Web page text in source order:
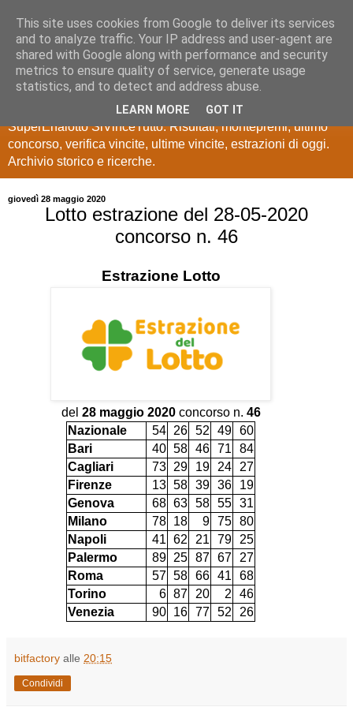
Estrazioni Lotto
SuperEnalotto
Ultime estrazioni di Lotto, SuperEnalotto, 10 e lotto,
SuperEnalotto SiVinceTutto. Risultati, montepremi, ultimo
concorso, verifica vincite, ultime vincite, estrazioni di oggi.
Archivio storico e ricerche.
giovedì 28 maggio 2020
Lotto estrazione del 28-05-2020
concorso n. 46
Estrazione Lotto
del 28 maggio 2020concorso n. 46
Nazionale
54 26 52 49 60
Bari
40 58 46 71
84
Cagliari
73 29 19 24
27
Firenze
13 58 39 36
19
Genova
68 63 58 55 31
Milano
78 18 9 75 80
Napoli
41 62 21 79
25
Palermo
89 25 87 67
27
Roma
57 58 66 41
68
Torino
6 87 20 2
46
Venezia
90 16 77 52 26
bitfactory alle 20:15
Condividi
This site uses cookies from Google to deliver its services
and to analyze traffic. Your IP address and user-agent are
shared with Google along with performance and security
metrics to ensure quality of service, generate usage
statistics, and to detect and address abuse.
LEARN MORE GOT IT